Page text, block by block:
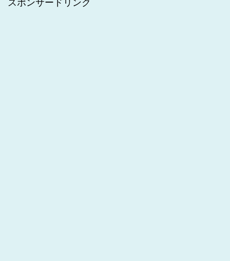
スポンサードリンク